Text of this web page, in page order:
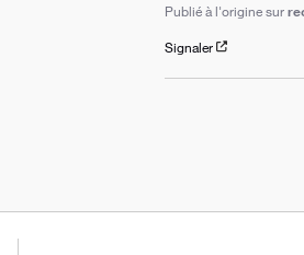
Publié à l'origine sur
Signaler